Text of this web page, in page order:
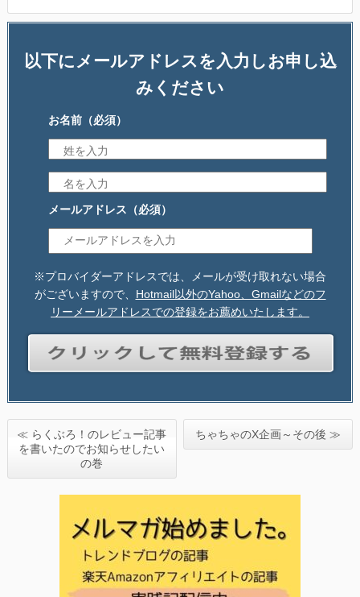
以下にメールアドレスを入力しお申し込
みください
お名前（必須）
メールアドレス （必須）
※プロバイダーアドレスでは、メールが受け取れない場合
がございますので、 Hotmail以外のYahoo、Gmailなどのフ
リーメールアドレスでの登録をお薦めいたします。
≪ らくぶろ！のレビュー記事
を書いたのでお知らせしたい
の巻
ちゃちゃのX企画～その後 ≫